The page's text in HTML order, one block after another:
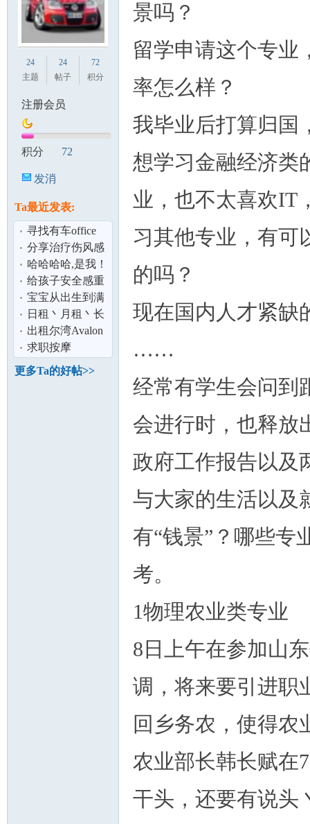
24
主题
24
帖子
72
积分
注册会员
积分 72
发消
Ta最近发表:
寻找有车office
admin
分享治疗伤风感
冒的良方：三片
桑叶一副药
哈哈哈哈,是我！
给孩子安全感重
要,还是让孩子独
立更重要？
宝宝从出生到满
月都会有哪些变
化？
日租丶月租丶长
租,橙县联排别墅
（Lake Fore
出租尔湾Avalon
豪华二房二浴公
寓
求职按摩
更多Ta的好帖>>
景吗？
留学申请这个专业
率怎么样？
我毕业后打算归国
想学习金融经济类
业，也不太喜欢IT
习其他专业，有可
的吗？
现在国内人才紧缺
……
经常有学生会问到
会进行时，也释放
政府工作报告以及
与大家的生活以及
有“钱景”？哪些专
考。
1物理农业类专业
8日上午在参加山
调，将来要引进职
回乡务农，使得农
农业部长韩长赋在
干头，还要有说头